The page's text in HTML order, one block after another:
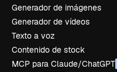
Generador de imágenes
Generador de vídeos
Texto a voz
Contenido de stock
MCP para Claude/ChatGPT